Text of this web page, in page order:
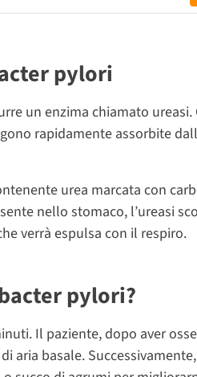
pylori
un enzima chiamato ureasi.
rapidamente assorbite
urea marcata con
nello stomaco, l’ureasi
verrà espulsa con il respiro.
pylori?
Il paziente, dopo aver
aria basale.